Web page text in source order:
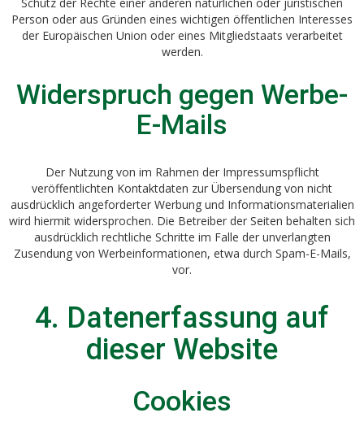
Person oder aus Gründen eines wichtigen öffentlichen Interesses
der Europäischen Union oder eines Mitgliedstaats verarbeitet
werden.
Widerspruch gegen Werbe-
E-Mails
Der Nutzung von im Rahmen der Impressumspflicht
veröffentlichten Kontaktdaten zur Übersendung von nicht
ausdrücklich angeforderter Werbung und Informationsmaterialien
wird hiermit widersprochen. Die Betreiber der Seiten behalten sich
ausdrücklich rechtliche Schritte im Falle der unverlangten
Zusendung von Werbeinformationen, etwa durch Spam-E-Mails,
vor.
4. Datenerfassung auf
dieser Website
Cookies